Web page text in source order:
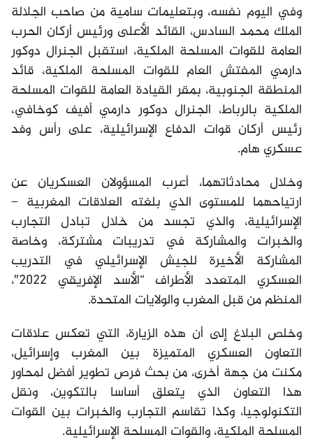
وفي اليوم نفسه، وبتعليمات سامية من صاحب الجلالة
الملك محمد السادس، القائد الأعلى ورئيس أركان الحرب
العامة للقوات المسلحة الملكية، استقبل الجنرال دوكور
دارمي المفتش العام للقوات المسلحة الملكية، قائد
المنطقة الجنوبية، بمقر القيادة العامة للقوات المسلحة
الملكية بالرباط، الجنرال دوكور دارمي أفيف كوخافي،
رئيس أركان قوات الدفاع الإسرائيلية، على رأس وفد
عسكري هام.
وخلال محادثاتهما، أعرب المسؤولان العسكريان عن
ارتياحهما للمستوى الذي بلغته العلاقات المغربية –
الإسرائيلية، والذي تجسد من خلال تبادل التجارب
والخبرات والمشاركة في تدريبات مشتركة، وخاصة
المشاركة الأخيرة للجيش الإسرائيلي في التدريب
العسكري المتعدد الأطراف “الأسد الإفريقي 2022″،
المنظم من قبل المغرب والولايات المتحدة.
وخلص البلاغ إلى أن هذه الزيارة، التي تعكس علاقات
التعاون العسكري المتميزة بين المغرب وإسرائيل،
مكنت من جهة أخرى، من بحث فرص تطوير أفضل لمحاور
هذا التعاون الذي يتعلق أساسا بالتكوين، ونقل
التكنولوجيا، وكذا تقاسم التجارب والخبرات بين القوات
المسلحة الملكية، والقوات المسلحة الإسرائيلية.